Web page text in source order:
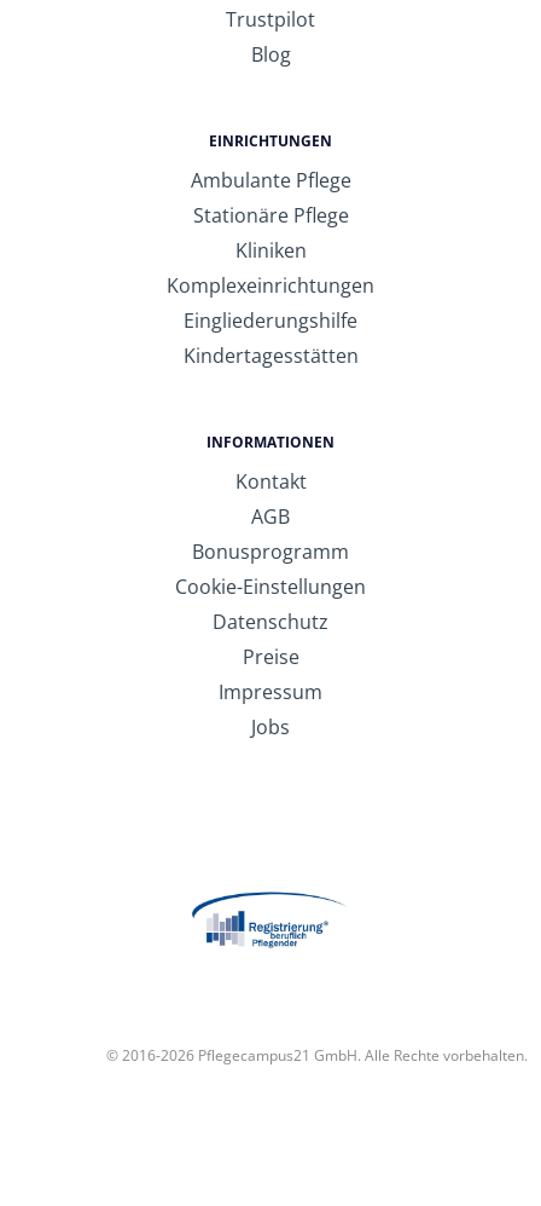
Trustpilot
Blog
EINRICHTUNGEN
Ambulante Pflege
Stationäre Pflege
Kliniken
Komplexeinrichtungen
Eingliederungshilfe
Kindertagesstätten
INFORMATIONEN
Kontakt
AGB
Bonusprogramm
Cookie-Einstellungen
Datenschutz
Preise
Impressum
Jobs
© 2016-2026 Pflegecampus21 GmbH. Alle Rechte vorbehalten.